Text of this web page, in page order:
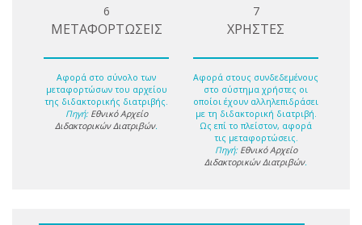
6
ΜΕΤΑΦΟΡΤΩΣΕΙΣ
Αφορά στο σύνολο των
μεταφορτώσων του αρχείου
της διδακτορικής διατριβής.
Πηγή: Εθνικό Αρχείο
Διδακτορικών Διατριβών.
7
ΧΡΗΣΤΕΣ
Αφορά στους συνδεδεμένους
στο σύστημα χρήστες οι
οποίοι έχουν αλληλεπιδράσει
με τη διδακτορική διατριβή.
Ως επί το πλείστον, αφορά
τις μεταφορτώσεις.
Πηγή: Εθνικό Αρχείο
Διδακτορικών Διατριβών.